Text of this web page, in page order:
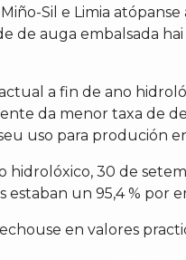
Sil e Limia
auga embalsada hai
a fin de ano
da menor taxa de
uso para produción
30 de
un 95,4 % por
en valores